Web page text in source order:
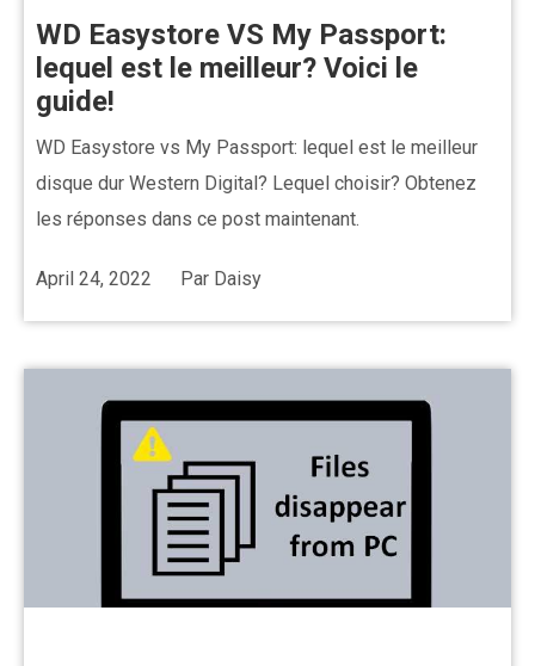
WD Easystore VS My Passport:
lequel est le meilleur? Voici le
guide!
WD Easystore vs My Passport: lequel est le meilleur
disque dur Western Digital? Lequel choisir? Obtenez
les réponses dans ce post maintenant.
April 24, 2022 Par Daisy